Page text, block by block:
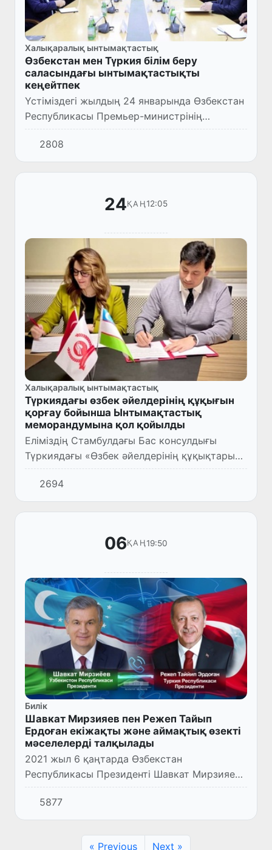
Халықаралық ынтымақтастық
Өзбекстан мен Түркия білім беру
саласындағы ынтымақтастықты
кеңейтпек
Үстіміздегі жылдың 24 январында Өзбекстан
Республикасы Премьер-министрінің
орынбасары – инвестициялар және сыртқы
сауда министрі С.Умурзаков Түркия
Республикасы Жоғары білім беру К...
2808
24ҚАҢ12:05
Халықаралық ынтымақтастық
Түркиядағы өзбек әйелдерінің құқығын
қорғау бойынша Ынтымақтастық
меморандумына қол қойылды
Еліміздің Стамбулдағы Бас консулдығы
Түркиядағы «Өзбек әйелдерінің құқықтарын
қорғау ассоциациясымен» Ынтымақтастық
меморандумына қол қойды.
2694
06ҚАҢ19:50
Билік
Шавкат Мирзияев пен Режеп Тайып
Ердоған екіжақты және аймақтық өзекті
мәселелерді талқылады
2021 жыл 6 қаңтарда Өзбекстан
Республикасы Президенті Шавкат Мирзияев
пен Түркия Республикасының Президенті
Режеп Тайып Ердоған телефон арқылы
сөйлесті.
5877
« Previous Next »